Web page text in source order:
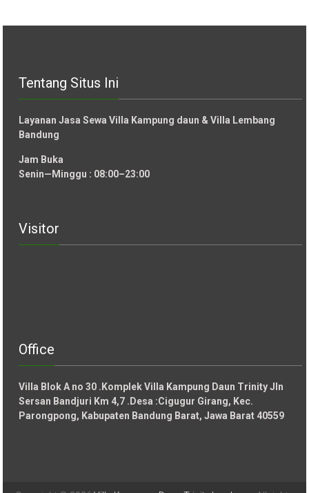
Tentang Situs Ini
Layanan Jasa Sewa Villa Kampung daun & Villa Lembang
Bandung
Jam Buka
Senin—Minggu : 08:00–23:00
Visitor
Office
Villa Blok A no 30 .Komplek Villa Kampung Daun Trinity Jln
Sersan Bandjuri Km 4,7 .Desa :Cigugur Girang, Kec.
Parongpong, Kabupaten Bandung Barat, Jawa Barat 40559